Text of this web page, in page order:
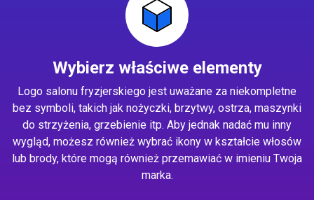
Wybierz właściwe elementy
Logo salonu fryzjerskiego jest uważane za niekompletne
bez symboli, takich jak nożyczki, brzytwy, ostrza, maszynki
do strzyżenia, grzebienie itp. Aby jednak nadać mu inny
wygląd, możesz również wybrać ikony w kształcie włosów
lub brody, które mogą również przemawiać w imieniu Twoja
marka.